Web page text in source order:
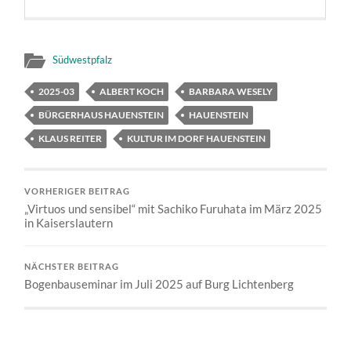
Südwestpfalz
2025-03 ALBERT KOCH
BARBARA WESELY
BÜRGERHAUS HAUENSTEIN
HAUENSTEIN
KLAUS REITER
KULTUR IM DORF HAUENSTEIN
VORHERIGER BEITRAG
„Virtuos und sensibel“ mit Sachiko Furuhata im März 2025
in Kaiserslautern
NÄCHSTER BEITRAG
Bogenbauseminar im Juli 2025 auf Burg Lichtenberg